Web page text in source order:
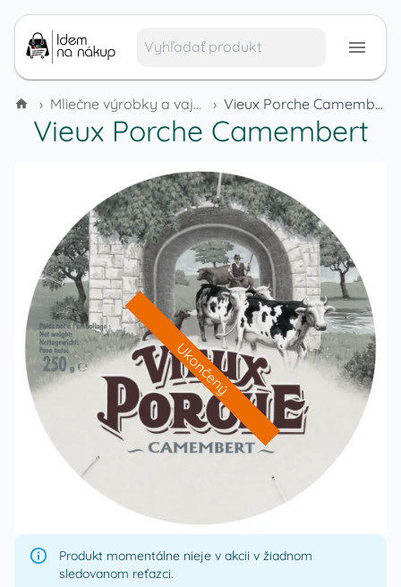
› Mliečne výrobky a vajcia › Vieux Porche Camembert
Vieux Porche Camembert
Ukončený
Produkt momentálne nieje v akcii v žiadnom
sledovanom reťazci.